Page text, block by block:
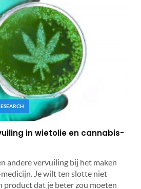
in wietolie en cannabis-
andere vervuiling bij het maken
Je wilt ten slotte niet
product dat je beter zou moeten